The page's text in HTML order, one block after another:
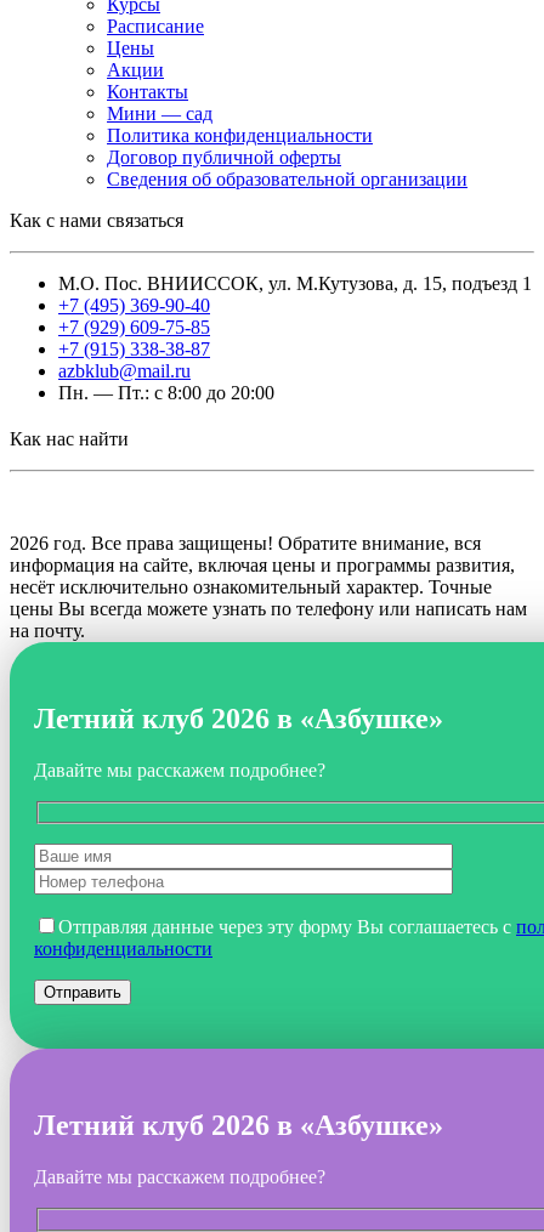
Расписание
Цены
Акции
Контакты
Мини — сад
Политика конфиденциальности
Договор публичной оферты
Сведения об образовательной организации
Как с нами связаться
М.О. Пос. ВНИИССОК, ул. М.Кутузова, д. 15, подъезд 1
+7 (495) 369-90-40
+7 (929) 609-75-85
+7 (915) 338-38-87
azbklub@mail.ru
Пн. — Пт.: с 8:00 до 20:00
Как нас найти
2026 год. Все права защищены! Обратите внимание, вся
информация на сайте, включая цены и программы развития,
несёт исключительно ознакомительный характер. Точные
цены Вы всегда можете узнать по телефону или написать нам
на почту.
Летний клуб 2026 в «Азбушке»
Давайте мы расскажем подробнее?
Отправляя данные через эту форму Вы соглашаетесь с
конфиденциальности
Летний клуб 2026 в «Азбушке»
Давайте мы расскажем подробнее?